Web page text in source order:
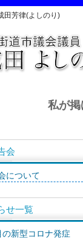
芳律(よしのり)
私が
会
について
せ一覧
新型コロナ発症